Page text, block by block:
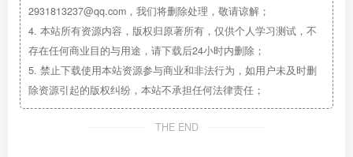
2931813237@qq.com，我们将删除处理，敬请谅解；
4. 本站所有资源内容，版权归原著所有，仅供个人学习测试，不
存在任何商业目的与用途，请下载后24小时内删除；
5. 禁止下载使用本站资源参与商业和非法行为，如用户未及时删
除资源引起的版权纠纷，本站不承担任何法律责任；
THE END